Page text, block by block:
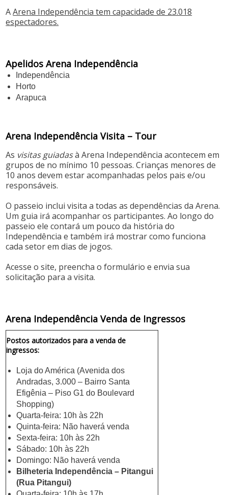
AArena Independência tem capacidade de 23.018
espectadores.
Apelidos Arena Independência
Independência
Horto
Arapuca
Arena Independência Visita – Tour
As visitas guiadasà Arena Independência acontecem em
grupos de no mínimo 10 pessoas. Crianças menores de
10 anos devem estar acompanhadas pelos pais e/ou
responsáveis.
O passeio inclui visita a todas as dependências da Arena.
Um guia irá acompanhar os participantes. Ao longo do
passeio ele contará um pouco da história do
Independência e também irá mostrar como funciona
cada setor em dias de jogos.
Acesse o site, preencha o formulário e envia sua
solicitação para a visita.
Arena Independência Venda de Ingressos
Postos autorizados para a venda de
ingressos:
Loja do América (Avenida dos
Andradas, 3.000 – Bairro Santa
Efigênia – Piso G1 do Boulevard
Shopping)
Quarta-feira: 10h às 22h
Quinta-feira: Não haverá venda
Sexta-feira: 10h às 22h
Sábado: 10h às 22h
Domingo: Não haverá venda
Bilheteria Independência – Pitangui
(Rua Pitangui)